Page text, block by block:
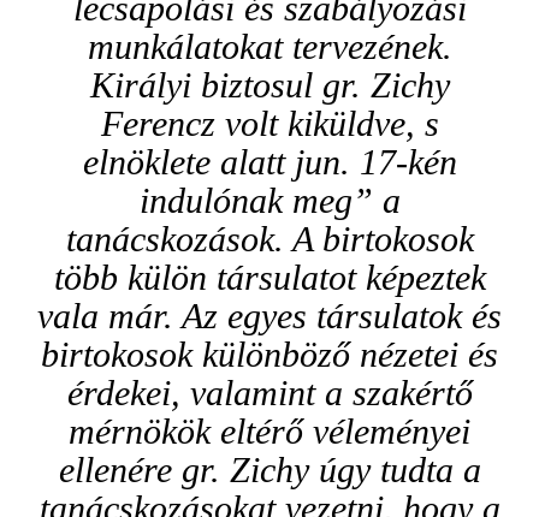
lecsapolási és szabályozási
munkálatokat tervezének.
Királyi biztosul gr. Zichy
Ferencz volt kiküldve, s
elnöklete alatt jun. 17-kén
indulónak meg” a
tanácskozások. A birtokosok
több külön társulatot képeztek
vala már. Az egyes társulatok és
birtokosok különböző nézetei és
érdekei, valamint a szakértő
mérnökök eltérő véleményei
ellenére gr. Zichy úgy tudta a
tanácskozásokat vezetni, hogy a